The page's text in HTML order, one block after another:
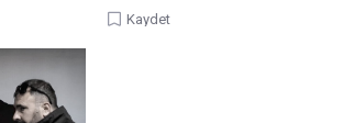
Kaydet